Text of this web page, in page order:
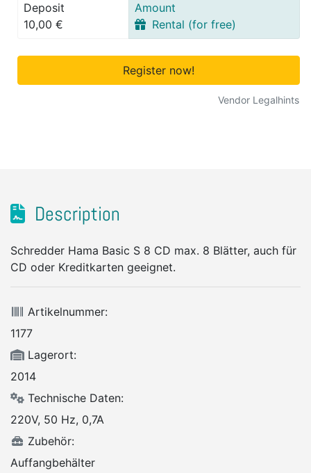
Deposit
10,00 €
Amount
Rental (for free)
Register now!
Vendor Legalhints
Description
Schredder Hama Basic S 8 CD max. 8 Blätter, auch für
CD oder Kreditkarten geeignet.
Artikelnummer:
1177
Lagerort:
2014
Technische Daten:
220V, 50 Hz, 0,7A
Zubehör:
Auffangbehälter